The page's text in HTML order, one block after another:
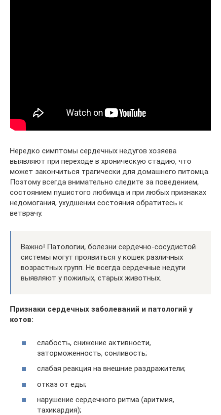
Нередко симптомы сердечных недугов хозяева
выявляют при переходе в хроническую стадию, что
может закончиться трагически для домашнего питомца.
Поэтому всегда внимательно следите за поведением,
состоянием пушистого любимца и при любых признаках
недомогания, ухудшении состояния обратитесь к
ветврачу.
Важно! Патологии, болезни сердечно-сосудистой
системы могут проявиться у кошек различных
возрастных групп. Не всегда сердечные недуги
выявляют у пожилых, старых животных.
Признаки сердечных заболеваний и патологий у
котов:
слабость, снижение активности,
заторможенность, сонливость;
слабая реакция на внешние раздражители;
отказ от еды;
нарушение сердечного ритма (аритмия,
тахикардия);